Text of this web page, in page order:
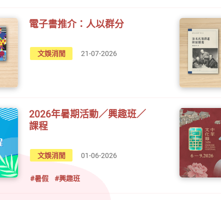
電子書推介：人以群分
文娛消閒 21-07-2026
2026年暑期活動／興趣班／
課程
文娛消閒 01-06-2026
#暑假 #興趣班